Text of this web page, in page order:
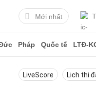
Mới nhất
Pháp Quốc tế LTĐ-
LiveScore Lịch thi